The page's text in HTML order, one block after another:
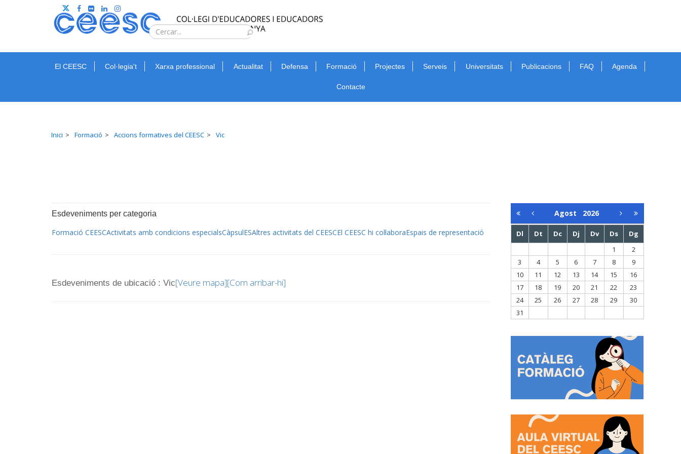
Type 2 or more characters for results.
Cerca
El CEESC Col·legia't Xarxa professional Actualitat Defensa Formació Projectes Serveis Universitats Publicacions FAQ Agenda
Contacte
Inici Formació Accions formatives del CEESC Vic
Esdeveniments per categoria
Formació CEESCActivitats amb condicions especialsCàpsulESAltres activitats del CEESCEl CEESC hi col·laboraEspais de representació
Esdeveniments de ubicació : Vic[Veure mapa][Com arribar-hi]
Agost 2026
Dl Dt Dc Dj Dv Ds
Dg
1
2
3
4 5 6 7 8
9
10
11 12 13 14 15
16
17
18 19 20 21 22
23
24
25 26 27 28 29
30
31